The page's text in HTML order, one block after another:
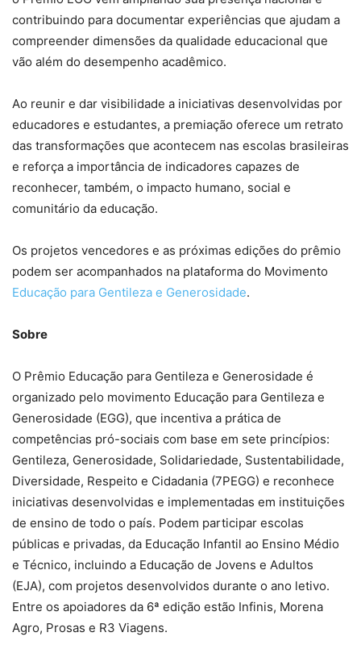
contribuindo para documentar experiências que ajudam a
compreender dimensões da qualidade educacional que
vão além do desempenho acadêmico.
Ao reunir e dar visibilidade a iniciativas desenvolvidas por
educadores e estudantes, a premiação oferece um retrato
das transformações que acontecem nas escolas brasileiras
e reforça a importância de indicadores capazes de
reconhecer, também, o impacto humano, social e
comunitário da educação.
Os projetos vencedores e as próximas edições do prêmio
podem ser acompanhados na plataforma do Movimento
Educação para Gentileza e Generosidade.
Sobre
O Prêmio Educação para Gentileza e Generosidade é
organizado pelo movimento Educação para Gentileza e
Generosidade (EGG), que incentiva a prática de
competências pró-sociais com base em sete princípios:
Gentileza, Generosidade, Solidariedade, Sustentabilidade,
Diversidade, Respeito e Cidadania (7PEGG) e reconhece
iniciativas desenvolvidas e implementadas em instituições
de ensino de todo o país. Podem participar escolas
públicas e privadas, da Educação Infantil ao Ensino Médio
e Técnico, incluindo a Educação de Jovens e Adultos
(EJA), com projetos desenvolvidos durante o ano letivo.
Entre os apoiadores da 6ª edição estão Infinis, Morena
Agro, Prosas e R3 Viagens.